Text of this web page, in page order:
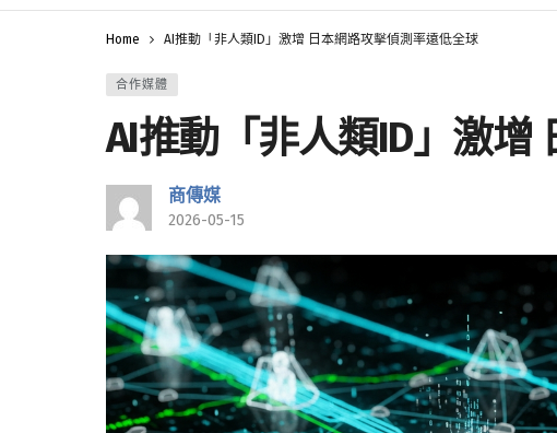
Home AI推動「非人類ID」激增 日本網路攻擊偵測率遠低全球
合作媒體
AI推動「非人類ID」激增
商傳媒
2026-05-15